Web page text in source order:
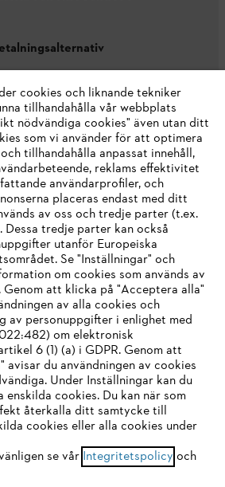
bestämmelser
WIRD NICHT
den wir noch nicht unterstützen. Für
unserer Seite empfehlen wir Ihnen, zu
zu wechseln:
cookies och liknande tekniker
tillhandahålla vår webbplats
nödvändiga cookies" även utan ditt
som vi använder för att optimera
tillhandahålla anpassat innehåll,
reklams effektivitet
användarprofiler, och
placeras endast med ditt
av oss och tredje parter (t.ex.
Dessa tredje parter kan också
utanför Europeiska
Se "Inställningar" och
om cookies som används av
att klicka på "Acceptera alla"
av alla cookies och
av personuppgifter i enlighet med
om elektronisk
6 (1) (a) i GDPR. Genom att
avisar du användningen av cookies
Under Inställningar kan du
cookies. Du kan när som
återkalla ditt samtycke till
cookies eller alla cookies under
se vår Integritetspolicy och